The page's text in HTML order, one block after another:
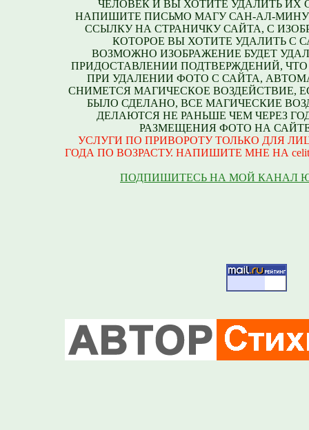
ЧЕЛОВЕК И ВЫ ХОТИТЕ УДАЛИТЬ ИХ
НАПИШИТЕ ПИСЬМО МАГУ САН-АЛ-
ССЫЛКУ НА СТРАНИЧКУ САЙТА, С
КОТОРОЕ ВЫ ХОТИТЕ УДАЛИТЬ С
ВОЗМОЖНО ИЗОБРАЖЕНИЕ БУДЕТ
ПРИДОСТАВЛЕНИИ ПОДТВЕРЖДЕНИЙ,
ПРИ УДАЛЕНИИ ФОТО С САЙТА,
СНИМЕТСЯ МАГИЧЕСКОЕ ВОЗДЕЙСТВИЕ,
БЫЛО СДЕЛАНО, ВСЕ МАГИЧЕСКИЕ
ДЕЛАЮТСЯ НЕ РАНЬШЕ ЧЕМ ЧЕРЕЗ
РАЗМЕЩЕНИЯ ФОТО НА
УСЛУГИ ПО ПРИВОРОТУ ТОЛЬКО ДЛЯ
ГОДА ПО ВОЗРАСТУ. НАПИШИТЕ МНЕ НА
ПОДПИШИТЕСЬ НА МОЙ КАНАЛ